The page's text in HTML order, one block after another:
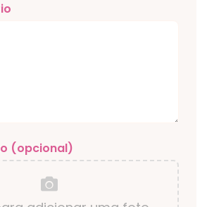
(opcional)